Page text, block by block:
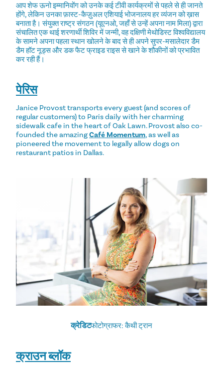
आप शेफ ऊनो इम्मानिवोंग को उनके कई टीवी कार्यक्रमों से पहले से ही जानते
होंगे, लेकिन उनका फ़ास्ट-कैज़ुअल एशियाई भोजनालय हर व्यंजन को ख़ास
बनाता है। संयुक्त राष्ट्र संगठन (यूएनओ, जहाँ से उन्हें अपना नाम मिला) द्वारा
संचालित एक थाई शरणार्थी शिविर में जन्मी, वह दक्षिणी मेथोडिस्ट विश्वविद्यालय
के सामने अपना पहला स्थान खोलने के बाद से ही अपने सुपर-मसालेदार डैम
डैम हॉट नूड्स और डक फैट फ्राइड राइस से खाने के शौकीनों को प्रभावित
कर रही हैं।
पेरिस
Janice Provost transports every guest (and scores of
regular customers) to Paris daily with her charming
sidewalk cafe in the heart of Oak Lawn. Provost also co-
founded the amazingCafé Momentum, as well as
pioneered the movement to legally allow dogs on
restaurant patios in Dallas.
क्रेडिटफोटोग्राफर: कैथी ट्रान
क्राउन ब्लॉक